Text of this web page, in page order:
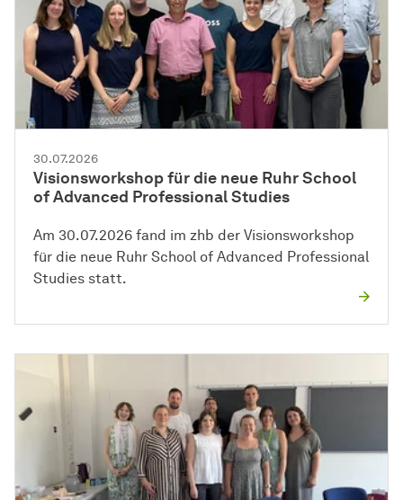
30.07.2026
Visionsworkshop für die neue Ruhr School
of Advanced Professional Studies
Am 30.07.2026 fand im zhb der Visionsworkshop
für die neue Ruhr School of Advanced Professional
Studies statt.